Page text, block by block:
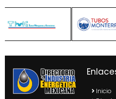
Inicio